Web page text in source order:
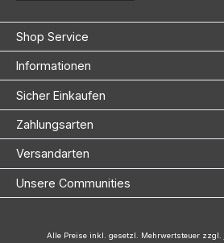
Shop Service
Informationen
Sicher Einkaufen
Zahlungsarten
Versandarten
Unsere Communities
Alle Preise inkl. gesetzl. Mehrwertsteuer zzgl.